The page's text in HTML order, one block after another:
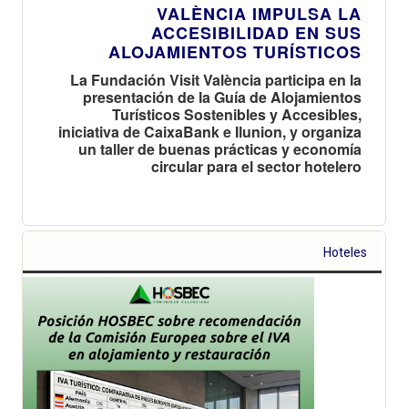
VALÈNCIA IMPULSA LA
ACCESIBILIDAD EN SUS
ALOJAMIENTOS TURÍSTICOS
La Fundación Visit València participa en la
presentación de la Guía de Alojamientos
Turísticos Sostenibles y Accesibles,
iniciativa de CaixaBank e Ilunion, y organiza
un taller de buenas prácticas y economía
circular para el sector hotelero
Hoteles